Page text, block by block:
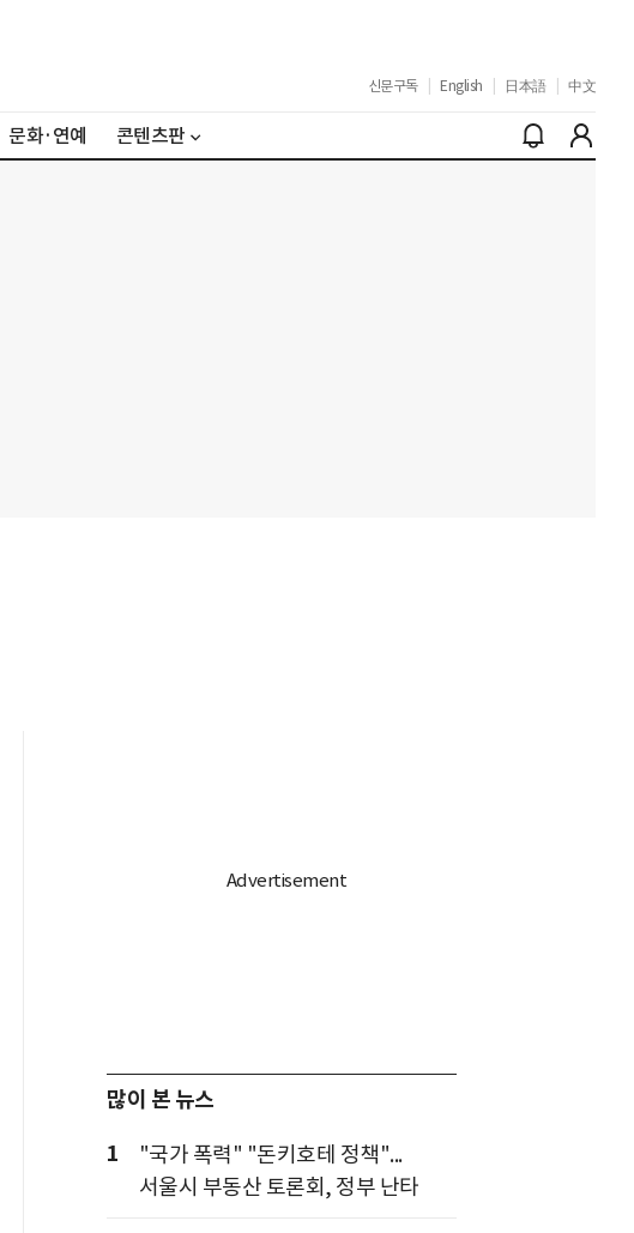
신문구독 English 日本語 中文
문화·연예 콘텐츠판
많이 본 뉴스
1
"국가 폭력" "돈키호테 정책"...
서울시 부동산 토론회, 정부 난타